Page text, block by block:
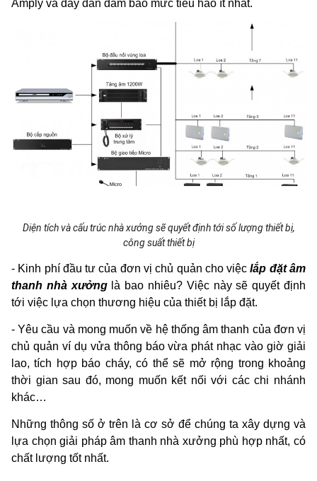
Amply và dây dẫn đảm bảo mức tiêu hao ít nhất.
Diện tích và cấu trúc nhà xưởng sẽ quyết định tới số lượng thiết bị,
công suất thiết bị
- Kinh phí đầu tư của đơn vị chủ quản cho việclắp đặt âm
thanh nhà xưởnglà bao nhiêu? Việc này sẽ quyết định
tới việc lựa chọn thương hiệu của thiết bị lắp đặt.
- Yêu cầu và mong muốn về hệ thống âm thanh của đơn vị
chủ quản ví dụ vửa thông báo vừa phát nhạc vào giờ giải
lao, tích hợp báo cháy, có thể sẽ mở rộng trong khoảng
thời gian sau đó, mong muốn kết nối với các chi nhánh
khác…
Những thông số ở trên là cơ sở để chúng ta xây dựng và
lựa chọn giải pháp âm thanh nhà xưởng phù hợp nhất, có
chất lượng tốt nhất.